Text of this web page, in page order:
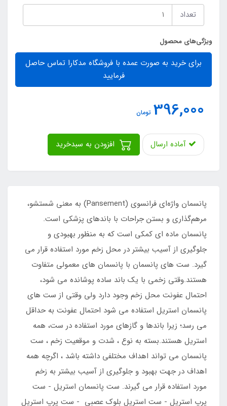
تعداد
ویژگی‌های محصول
برای خرید به صورت عمده با فروشگاه مدکارا تماس حاصل
فرمایید
396,000 تومان
آماده ارسال
پانسمان واژه‌ای فرانسوی (Pansement) به معنی شستشو،
مرهم‌گذاری و بستن جراحات با باندهای پزشکی است.
پانسمان ماده ای کمکی است که به منظور بهبودی و
جلوگیری از آسیب بیشتر در محل زخم مورد استفاده قرار می
گیرد. ست های پانسمان با پانسمان های معمولی متفاوت
هستند.وقتی زخمی با یک باند ساده پوشانده می شود،
احتمال عفونت محل زخم وجود دارد ولی وقتی از ست های
پانسمان استریل استفاده می شود احتمال عفونت به حداقل
می رسد؛ زیرا باندها و گازهای مورد استفاده در ست، همه
استریل هستند.بسته به نوع ، شدت و موقعیت زخم ، ست
پانسمان می تواند اهداف مختلفی داشته باشد ، اگرچه همه
اهداف در جهت بهبود و جلوگیری از آسیب بیشتر به زخم
مورد استفاده قرار می گیرند. ست پانسمان استریل - ست
پرپ استریل - ست استریل بلوک عصبی - ست پرپ استریل